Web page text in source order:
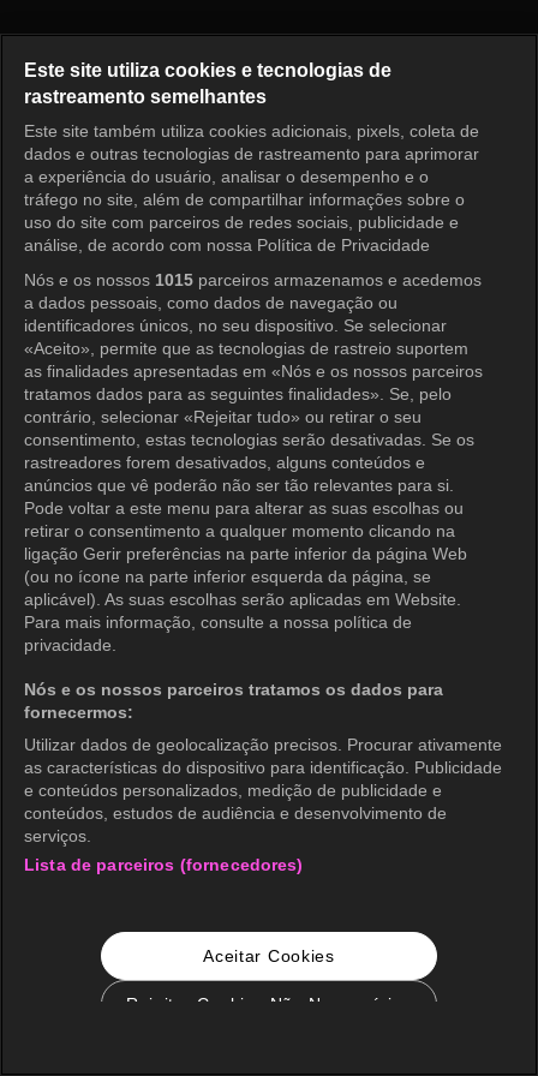
Entrar
Este site utiliza cookies e tecnologias de
rastreamento semelhantes
Este site também utiliza cookies adicionais, pixels, coleta de
dados e outras tecnologias de rastreamento para aprimorar
a experiência do usuário, analisar o desempenho e o
tráfego no site, além de compartilhar informações sobre o
uso do site com parceiros de redes sociais, publicidade e
análise, de acordo com nossa Política de Privacidade
Nós e os nossos 1015 parceiros armazenamos e acedemos
a dados pessoais, como dados de navegação ou
identificadores únicos, no seu dispositivo. Se selecionar
«Aceito», permite que as tecnologias de rastreio suportem
as finalidades apresentadas em «Nós e os nossos parceiros
tratamos dados para as seguintes finalidades». Se, pelo
contrário, selecionar «Rejeitar tudo» ou retirar o seu
consentimento, estas tecnologias serão desativadas. Se os
rastreadores forem desativados, alguns conteúdos e
anúncios que vê poderão não ser tão relevantes para si.
Pode voltar a este menu para alterar as suas escolhas ou
retirar o consentimento a qualquer momento clicando na
ligação Gerir preferências na parte inferior da página Web
(ou no ícone na parte inferior esquerda da página, se
aplicável). As suas escolhas serão aplicadas em Website.
Para mais informação, consulte a nossa política de
privacidade.
Nós e os nossos parceiros tratamos os dados para
fornecermos:
Utilizar dados de geolocalização precisos. Procurar ativamente
as características do dispositivo para identificação. Publicidade
e conteúdos personalizados, medição de publicidade e
conteúdos, estudos de audiência e desenvolvimento de
serviços.
Lista de parceiros (fornecedores)
Aceitar Cookies
Rejeitar Cookies Não Necessários